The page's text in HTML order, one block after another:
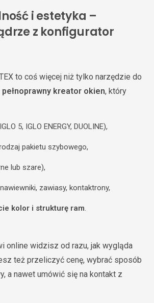
i estetyka –
z konfigurator
to coś więcej niż tylko narzędzie do
pełnoprawny kreator okien, który
5, IGLO ENERGY, DUOLINE),
pakietu szybowego,
lub szare),
zawiasy, kontaktrony,
kolor i strukturę ram
online widzisz od razu, jak wygląda
też przeliczyć cenę, wybrać sposób
a nawet umówić się na kontakt z